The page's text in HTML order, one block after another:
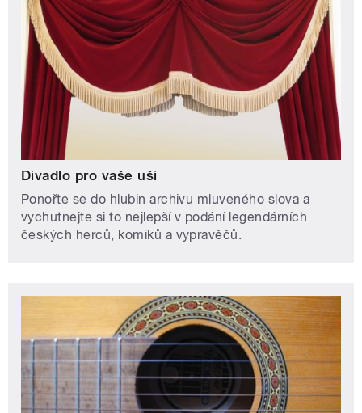
Divadlo pro vaše uši
Ponořte se do hlubin archivu mluveného slova a
vychutnejte si to nejlepší v podání legendárních
českých herců, komiků a vypravěčů.